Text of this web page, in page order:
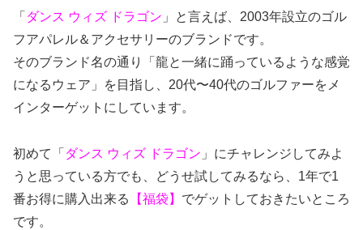
「 ダンス ウィズ ドラゴン 」と言えば、2003年設立のゴル
フアパレル＆アクセサリーのブランドです。
そのブランド名の通り「龍と一緒に踊っているような感覚
になるウェア」を目指し、20代〜40代のゴルファーをメ
インターゲットにしています。
初めて「 ダンス ウィズ ドラゴン 」にチャレンジしてみよ
うと思っている方でも、どうせ試してみるなら、1年で1
番お得に購入出来る
【福袋】 でゲットしておきたいところ
です。